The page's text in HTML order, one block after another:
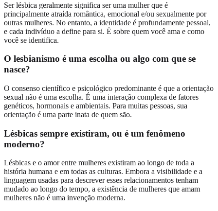
Ser lésbica geralmente significa ser uma mulher que é
principalmente atraída romântica, emocional e/ou sexualmente por
outras mulheres. No entanto, a identidade é profundamente pessoal,
e cada indivíduo a define para si. É sobre quem você ama e como
você se identifica.
O lesbianismo é uma escolha ou algo com que se
nasce?
O consenso científico e psicológico predominante é que a orientação
sexual não é uma escolha. É uma interação complexa de fatores
genéticos, hormonais e ambientais. Para muitas pessoas, sua
orientação é uma parte inata de quem são.
Lésbicas sempre existiram, ou é um fenômeno
moderno?
Lésbicas e o amor entre mulheres existiram ao longo de toda a
história humana e em todas as culturas. Embora a visibilidade e a
linguagem usadas para descrever esses relacionamentos tenham
mudado ao longo do tempo, a existência de mulheres que amam
mulheres não é uma invenção moderna.